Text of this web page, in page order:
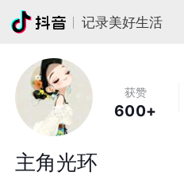
记录美好生活
获赞
600+
主角光环